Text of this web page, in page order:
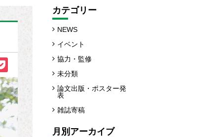
カテゴリー
NEWS
イベント
協力・監修
未分類
論文出版・ポスター発
表
雑誌寄稿
月別アーカイブ